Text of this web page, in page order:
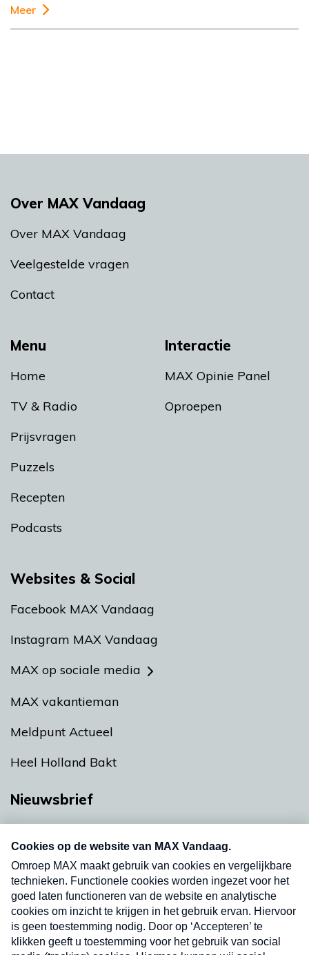
Meer
Menu
Home
TV & Radio
Prijsvragen
Puzzels
Recepten
Podcasts
Interactie
MAX Opinie Panel
Oproepen
Over MAX Vandaag
Over MAX Vandaag
Veelgestelde vragen
Contact
Websites & Social
Facebook MAX Vandaag
Instagram MAX Vandaag
MAX op sociale media
MAX vakantieman
Meldpunt Actueel
Heel Holland Bakt
Nieuwsbrief
nieuwsbrief. Elke vrijdag- en dinsdagochtend in
uw mailbox.
Verzend